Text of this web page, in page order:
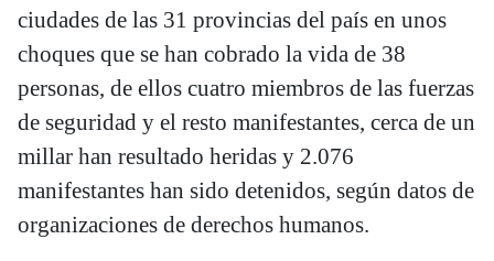
ciudades de las 31 provincias del país en unos
choques que se han cobrado la vida de 38
personas, de ellos cuatro miembros de las fuerzas
de seguridad y el resto manifestantes, cerca de un
millar han resultado heridas y 2.076
manifestantes han sido detenidos, según datos de
organizaciones de derechos humanos.